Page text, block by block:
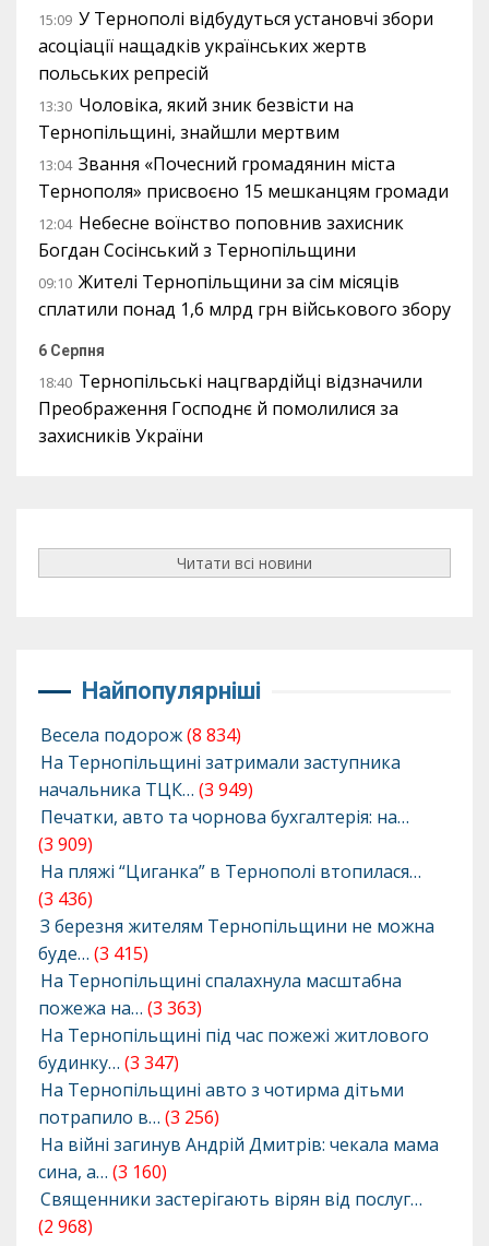
15:09 У Тернополі відбудуться установчі збори
асоціації нащадків українських жертв
польських репресій
13:30 Чоловіка, який зник безвісти на
Тернопільщині, знайшли мертвим
13:04 Звання «Почесний громадянин міста
Тернополя» присвоєно 15 мешканцям громади
12:04 Небесне воїнство поповнив захисник
Богдан Сосінський з Тернопільщини
09:10 Жителі Тернопільщини за сім місяців
сплатили понад 1,6 млрд грн військового збору
6 Серпня
18:40 Тернопільські нацгвардійці відзначили
Преображення Господнє й помолилися за
захисників України
Читати всі новини
Найпопулярніші
Весела подорож(8 834)
На Тернопільщині затримали заступника
начальника ТЦК… (3 949)
Печатки, авто та чорнова бухгалтерія: на…
(3 909)
На пляжі “Циганка” в Тернополі втопилася…
(3 436)
З березня жителям Тернопільщини не можна
буде… (3 415)
На Тернопільщині спалахнула масштабна
пожежа на… (3 363)
На Тернопільщині під час пожежі житлового
будинку… (3 347)
На Тернопільщині авто з чотирма дітьми
потрапило в… (3 256)
На війні загинув Андрій Дмитрів: чекала мама
сина, а… (3 160)
Священники застерігають вірян від послуг…
(2 968)